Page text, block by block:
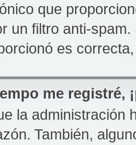
que
un filtro anti-
es
me registré,
la administración
También,